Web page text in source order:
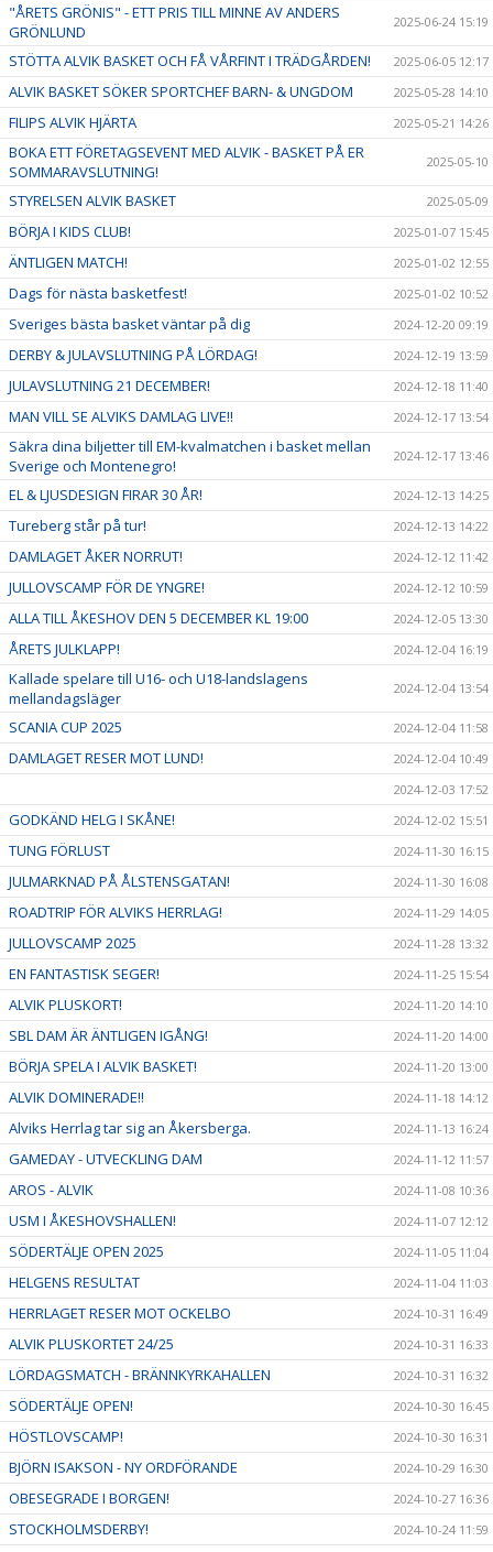
"ÅRETS GRÖNIS" - ETT PRIS TILL MINNE AV ANDERS
GRÖNLUND
2025-06-24 15:19
STÖTTA ALVIK BASKET OCH FÅ VÅRFINT I TRÄDGÅRDEN! 2025-06-05 12:17
ALVIK BASKET SÖKER SPORTCHEF BARN- & UNGDOM 2025-05-28 14:10
FILIPS ALVIK HJÄRTA 2025-05-21 14:26
BOKA ETT FÖRETAGSEVENT MED ALVIK - BASKET PÅ ER
SOMMARAVSLUTNING!
2025-05-10
STYRELSEN ALVIK BASKET 2025-05-09
BÖRJA I KIDS CLUB! 2025-01-07 15:45
ÄNTLIGEN MATCH! 2025-01-02 12:55
Dags för nästa basketfest! 2025-01-02 10:52
Sveriges bästa basket väntar på dig 2024-12-20 09:19
DERBY & JULAVSLUTNING PÅ LÖRDAG! 2024-12-19 13:59
JULAVSLUTNING 21 DECEMBER! 2024-12-18 11:40
MAN VILL SE ALVIKS DAMLAG LIVE!! 2024-12-17 13:54
Säkra dina biljetter till EM-kvalmatchen i basket mellan
Sverige och Montenegro!
2024-12-17 13:46
EL & LJUSDESIGN FIRAR 30 ÅR! 2024-12-13 14:25
Tureberg står på tur! 2024-12-13 14:22
DAMLAGET ÅKER NORRUT! 2024-12-12 11:42
JULLOVSCAMP FÖR DE YNGRE! 2024-12-12 10:59
ALLA TILL ÅKESHOV DEN 5 DECEMBER KL 19:00 2024-12-05 13:30
ÅRETS JULKLAPP! 2024-12-04 16:19
Kallade spelare till U16- och U18-landslagens
mellandagsläger
2024-12-04 13:54
SCANIA CUP 2025 2024-12-04 11:58
DAMLAGET RESER MOT LUND!
2024-12-04 10:49
2024-12-03 17:52
GODKÄND HELG I SKÅNE! 2024-12-02 15:51
TUNG FÖRLUST 2024-11-30 16:15
JULMARKNAD PÅ ÅLSTENSGATAN! 2024-11-30 16:08
ROADTRIP FÖR ALVIKS HERRLAG! 2024-11-29 14:05
JULLOVSCAMP 2025 2024-11-28 13:32
EN FANTASTISK SEGER! 2024-11-25 15:54
ALVIK PLUSKORT! 2024-11-20 14:10
SBL DAM ÄR ÄNTLIGEN IGÅNG! 2024-11-20 14:00
BÖRJA SPELA I ALVIK BASKET! 2024-11-20 13:00
ALVIK DOMINERADE!! 2024-11-18 14:12
Alviks Herrlag tar sig an Åkersberga. 2024-11-13 16:24
GAMEDAY - UTVECKLING DAM 2024-11-12 11:57
AROS - ALVIK 2024-11-08 10:36
USM I ÅKESHOVSHALLEN! 2024-11-07 12:12
SÖDERTÄLJE OPEN 2025 2024-11-05 11:04
HELGENS RESULTAT 2024-11-04 11:03
HERRLAGET RESER MOT OCKELBO 2024-10-31 16:49
ALVIK PLUSKORTET 24/25 2024-10-31 16:33
LÖRDAGSMATCH - BRÄNNKYRKAHALLEN 2024-10-31 16:32
SÖDERTÄLJE OPEN! 2024-10-30 16:45
HÖSTLOVSCAMP! 2024-10-30 16:31
BJÖRN ISAKSON - NY ORDFÖRANDE 2024-10-29 16:30
OBESEGRADE I BORGEN! 2024-10-27 16:36
STOCKHOLMSDERBY! 2024-10-24 11:59